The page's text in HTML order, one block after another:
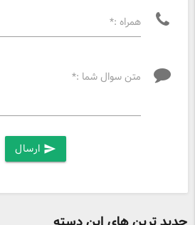
همراه :*
متن سوال شما :*
send